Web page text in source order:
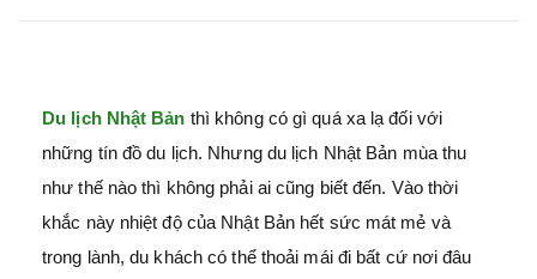
Du lịch Nhật Bản thì không có gì quá xa lạ đối với
những tín đồ du lịch. Nhưng du lịch Nhật Bản mùa thu
như thế nào thì không phải ai cũng biết đến. Vào thời
khắc này nhiệt độ của Nhật Bản hết sức mát mẻ và
trong lành, du khách có thể thoải mái đi bất cứ nơi đâu